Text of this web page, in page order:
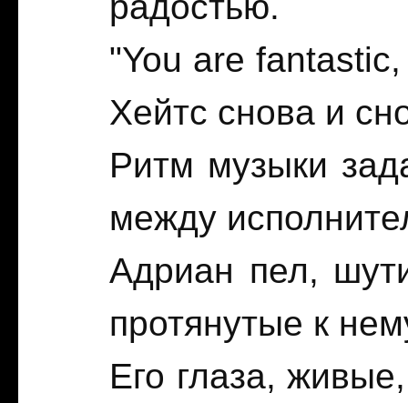
"You are
Хейтс снова и
Ритм музыки
между
Адриан пел,
протянутые к
Его глаза,